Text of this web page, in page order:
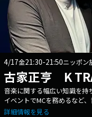
4/17金21:30-21:50ニッポン
古家正亨 K
音楽に関する幅広い知識を持
イベントでMCを務めるなど
るラジオDJ古家正亨がお届
詳細情報を見る